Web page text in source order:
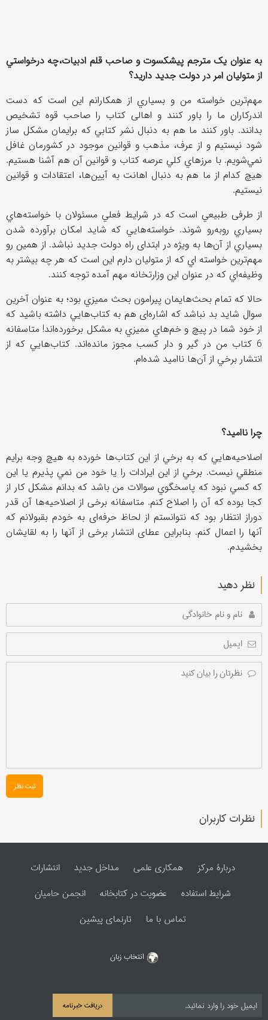
به عنوان یک مترجم پیشکسوت و صاحب قلم ادبیات،چه درخواستي
از متوليان امر در دولت جديد داريد؟
مهم‌ترين خواسته من و بسياري از همكارانم اين است كه دست
اندركاران ما را باور كنند و اهالی کتاب را صاحب قوه تشخيص
بدانند. باور كنند ما هم به دنبال نشر كتابي كه برايمان مشكل ساز
شود نيستيم و از عرف، مذهب و قوانين موجود در كشورمان غافل
نمي‌شويم. با مرزهاي كلي عرصه كتاب و قوانين آن هم آشنا هستيم.
هيچ كدام از ما هم به دنبال اهانت به آيين‌ها، اعتقادات و قوانين
نيستيم.
از طرفی طبيعي است كه در شرايط فعلي مسئولان با خواسته‌هاي
بسياري روبه‌رو شوند. خواسته‌هايي كه شايد امكان برآورده شدن
بسياري از آن‌ها به ویژه در ابتدای راه دولت جدید نباشد. از همين رو
مهم‌ترين خواسته اي كه از متوليان دارم اين است كه هر چه بيشتر به
وظيفه‌اي كه در عنوان اين وزارتخانه مهم آمده توجه كنند.
حالا که تمام بحث‌هایمان پيرامون بحث مميزي بود؛ به عنوان آخرين
سوال شايد بد نباشد كه اشاره‌ای هم به كتاب‌هايي داشته باشيد كه
از خود شما در پيچ و خم‌هاي مميزي به مشكل برخورده‌اند! متاسفانه
6 كتاب من در گير و دار كسب مجوز مانده‌اند. كتاب‌هايي كه از
انتشار برخي از آن‌ها نااميد شده‌ام.
چرا نااميد؟
اصلاحيه‌هايي كه به برخي از اين كتاب‌ها خورده به هيچ وجه برايم
منطقي نيست. برخي از اين ايرادات را يا خود من نمي پذيرم يا اين
كه كسي نبود كه پاسخگوي سوالات من باشد كه بدانم مشكل كار از
كجا بوده که آن را اصلاح کنم. متاسفانه برخی از اصلاحیه‌ها آن قدر
دوراز انتظار بود که نتوانستم از لحاظ حرفه‌ای به خودم بقبولانم که
آنها را اعمال کنم. بنابراین عطای انتشار برخی از آنها را به لقایشان
بخشیدم.
نظر دهید
ثبت نظر
نظرات کاربران
دربارۀ مرکز همکاری علمی مداخل جدید
انتشارات
شرایط استفاده
عضویت در کتابخانه
انجمن حامیان
تماس با ما
تارنمای پیشین
انتخاب زبان
دریافت خبرنامه